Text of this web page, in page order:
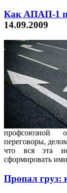
Как АПАП-1
14.09.2009
профсоюзной
переговоры,
что вся эта
сформировать
Пропал груз: